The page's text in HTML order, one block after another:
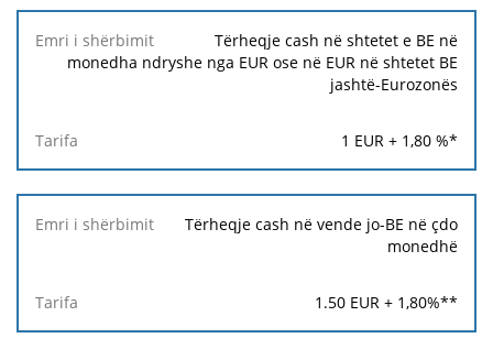
Tërheqje cash në shtetet e BE në
monedha ndryshe nga EUR ose në EUR në shtetet BE
jashtë-Eurozonës
1 EUR + 1,80 %*
Tërheqje cash në vende jo-BE në çdo
monedhë
1.50 EUR + 1,80%**